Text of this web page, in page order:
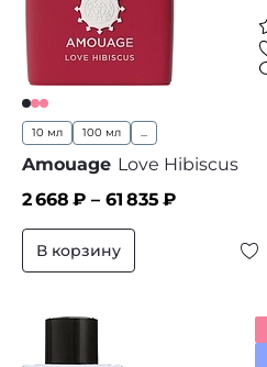
10 мл 100 мл ...
Amouage Love Hibiscus
2 668 ₽ – 61 835 ₽
В корзину